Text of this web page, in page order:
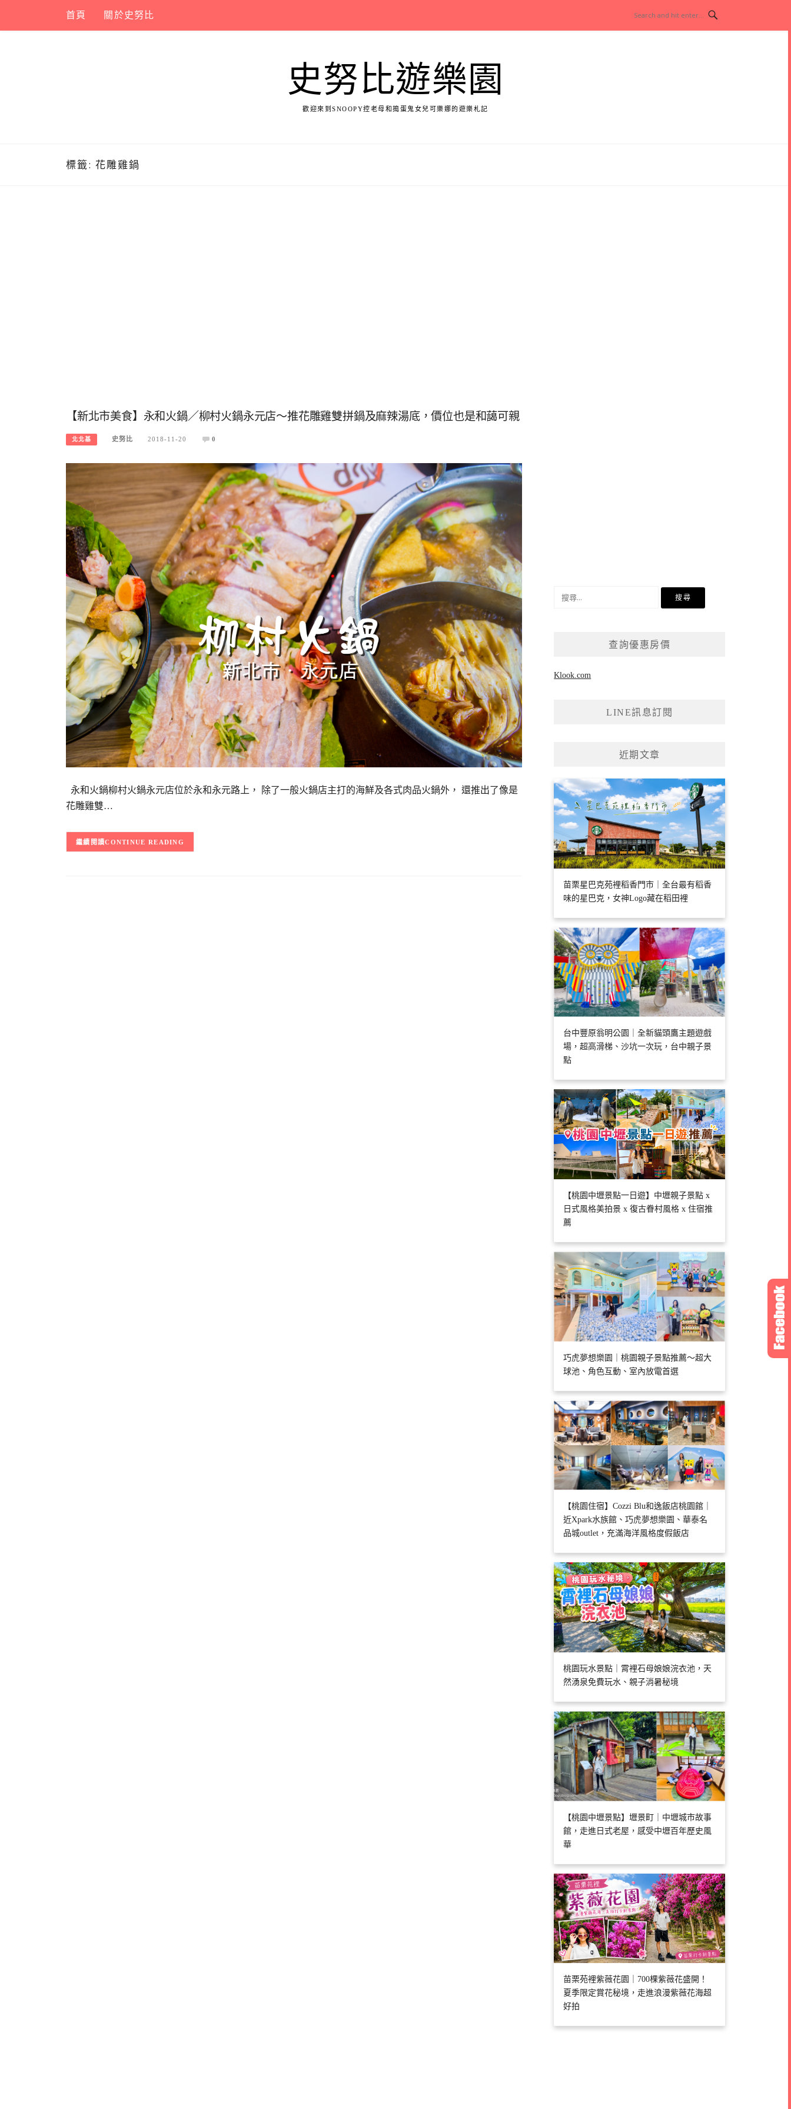
content
首頁 關於史努比
史努比遊樂園
歡迎來到SNOOPY控老母和搗蛋鬼女兒可樂娜的遊樂札記
標籤: 花雕雞鍋
【新北市美食】永和火鍋／柳村火鍋永元店～推花雕雞雙拼鍋及麻辣湯底，價位也是和藹可親
北北基 史努比 2018-11-20 0
永和火鍋柳村火鍋永元店位於永和永元路上， 除了一般火鍋店主打的海鮮及各式肉品火鍋外， 還推出了像是
花雕雞雙…
CONTINUE READING
查詢優惠房價
Klook.com
LINE訊息訂閱
近期文章
苗栗星巴克苑裡稻香門市｜全台最有稻香
味的星巴克，女神Logo藏在稻田裡
台中豐原翁明公園｜全新貓頭鷹主題遊戲
場，超高滑梯、沙坑一次玩，台中親子景
點
【桃園中壢景點一日遊】中壢親子景點 x
日式風格美拍景 x 復古眷村風格 x 住宿推
薦
巧虎夢想樂園｜桃園親子景點推薦～超大
球池、角色互動、室內放電首選
【桃園住宿】Cozzi Blu和逸飯店桃園館｜
近Xpark水族館、巧虎夢想樂園、華泰名
品城outlet，充滿海洋風格度假飯店
桃園玩水景點｜霄裡石母娘娘浣衣池，天
然湧泉免費玩水、親子消暑秘境
【桃園中壢景點】壢景町｜中壢城市故事
館，走進日式老屋，感受中壢百年歷史風
華
苗栗苑裡紫薇花園｜700棵紫薇花盛開！
夏季限定賞花秘境，走進浪漫紫薇花海超
好拍